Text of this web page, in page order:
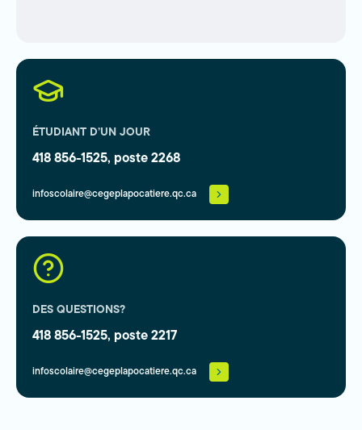
ÉTUDIANT D’UN JOUR
418 856-1525, poste 2268
infoscolaire@cegeplapocatiere.qc.ca
DES QUESTIONS?
418 856-1525, poste 2217
infoscolaire@cegeplapocatiere.qc.ca